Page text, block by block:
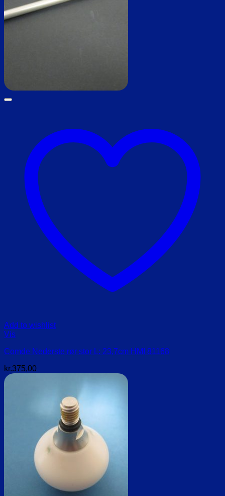
Add to wishlist
Vis
Comde Nederste rør stor L: 23,7cm HMI 81168
kr.375,00